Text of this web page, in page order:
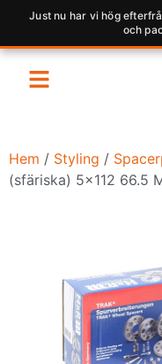
Just nu har vi hög
och
Hem / Styling /
(sfäriska) 5×112 66.5